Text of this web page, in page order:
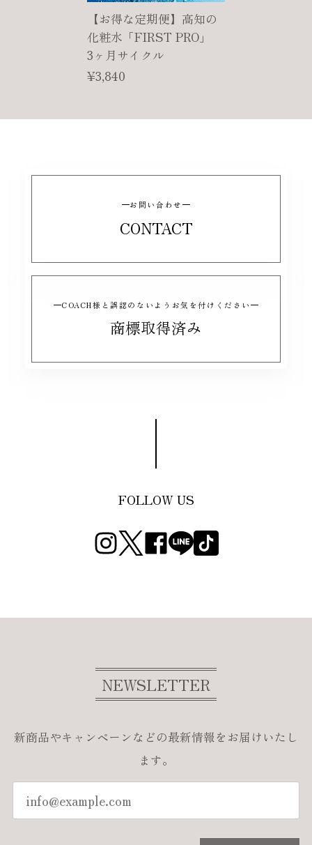
【お得な定期便】高知の
化粧水「FIRST PRO」
3ヶ月サイクル
¥3,840
お問い合わせ
CONTACT
COACH様と誤認のないようお気を付けください
商標取得済み
FOLLOW US
NEWSLETTER
新商品やキャンペーンなどの最新情報をお届けいたし
ます。